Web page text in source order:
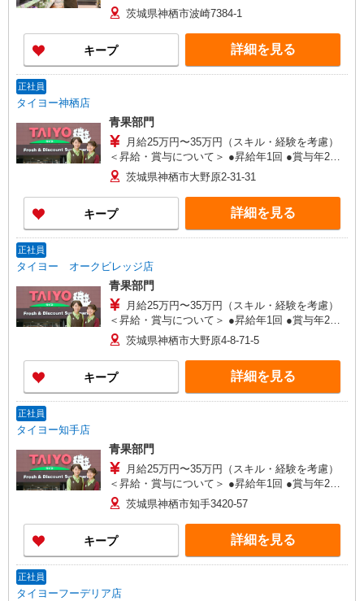
ださい▼
茨城県神栖市波崎7384-1
キープ 詳細を見る
正社員
タイヨー神栖店
青果部門
月給25万円〜35万円（スキル・経験を考慮）
＜昇給・賞与について＞ ●昇給年1回 ●賞与年2回
（年間4.2ヶ月分／過去実績） ＜各種手当一覧＞ ●
交通費規定支給 ●資格手当 ＜年収例＞ ●30歳代：
年収450万円 ●40歳代：年収500万円
茨城県神栖市大野原2-31-31
キープ 詳細を見る
正社員
タイヨー オークビレッジ店
青果部門
月給25万円〜35万円（スキル・経験を考慮）
＜昇給・賞与について＞ ●昇給年1回 ●賞与年2回
（年間4.2ヶ月分／過去実績） ＜各種手当一覧＞ ●
交通費規定支給 ●資格手当 ＜年収例＞ ●30歳代：
年収450万円 ●40歳代：年収500万円
茨城県神栖市大野原4-8-71-5
キープ 詳細を見る
正社員
タイヨー知手店
青果部門
月給25万円〜35万円（スキル・経験を考慮）
＜昇給・賞与について＞ ●昇給年1回 ●賞与年2回
（年間4.2ヶ月分／過去実績） ＜各種手当一覧＞ ●
交通費規定支給 ●資格手当 ＜年収例＞ ●30歳代：
年収450万円 ●40歳代：年収500万円
茨城県神栖市知手3420-57
キープ 詳細を見る
正社員
タイヨーフーデリア店